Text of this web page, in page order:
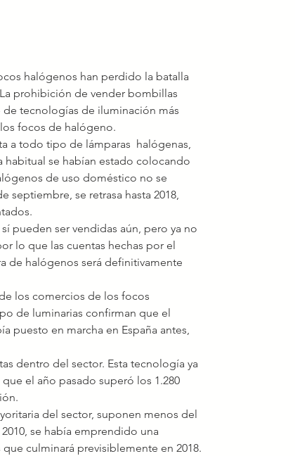
halógenos han perdido la batalla
prohibición de vender bombillas
de tecnologías de iluminación más
focos de halógeno.
a todo tipo de lámparas  halógenas,
habitual se habían estado colocando
de uso doméstico no se
septiembre, se retrasa hasta 2018,
pueden ser vendidas aún, pero ya no
lo que las cuentas hechas por el
de halógenos será definitivamente
los comercios de los focos
de luminarias confirman que el
puesto en marcha en España antes,
el año pasado superó los 1.280
se había emprendido una
culminará previsiblemente en 2018.